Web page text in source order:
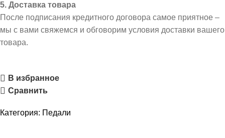
5. Доставка товара
После подписания кредитного договора самое приятное –
мы с вами свяжемся и обговорим условия доставки вашего
товара.
В избранное
Сравнить
Категория: Педали